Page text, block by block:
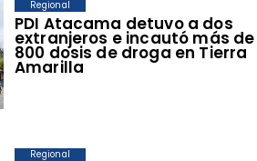
​PDI Atacama detuvo a dos
extranjeros e incautó más de
800 dosis de droga en Tierra
Amarilla
Regional
Regional